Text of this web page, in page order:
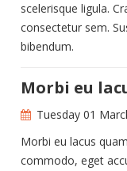
scelerisque ligula.
consectetur sem.
bibendum.
Morbi eu
Tuesday 01
Morbi eu lacus
commodo, eget